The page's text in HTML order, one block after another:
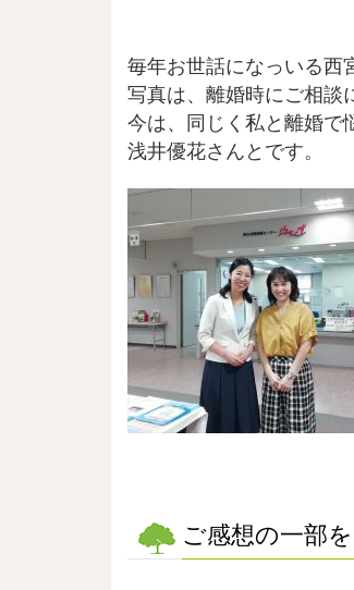
毎年お世話になっいる西
写真は、離婚時にご相談
今は、同じく私と離婚で
浅井優花さんとです。
ご感想の一部